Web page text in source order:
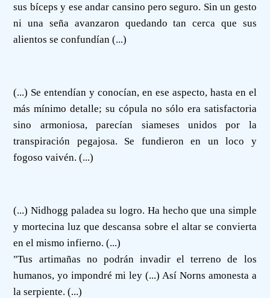
sus bíceps y ese andar cansino pero seguro. Sin un gesto
ni una seña avanzaron quedando tan cerca que sus
alientos se confundían (...)
(...) Se entendían y conocían, en ese aspecto, hasta en el
más mínimo detalle; su cópula no sólo era satisfactoria
sino armoniosa, parecían siameses unidos por la
transpiración pegajosa. Se fundieron en un loco y
fogoso vaivén. (...)
(...) Nidhogg paladea su logro. Ha hecho que una simple
y mortecina luz que descansa sobre el altar se convierta
en el mismo infierno. (...)
"Tus artimañas no podrán invadir el terreno de los
humanos, yo impondré mi ley (...) Así Norns amonesta a
la serpiente. (...)